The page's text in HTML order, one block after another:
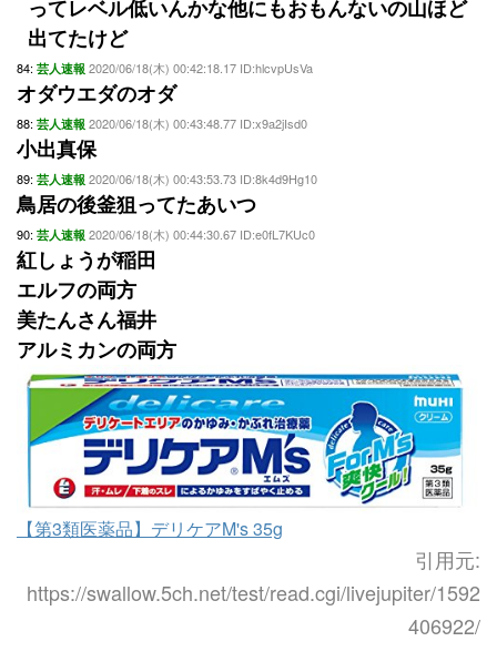
ってレベル低いんかな他にもおもんないの山ほど
出てたけど
84: 芸人速報 2020/06/18(木) 00:42:18.17 ID:hlcvpUsVa
オダウエダのオダ
88: 芸人速報 2020/06/18(木) 00:43:48.77 ID:x9a2jIsd0
小出真保
89: 芸人速報 2020/06/18(木) 00:43:53.73 ID:8k4d9Hg10
鳥居の後釜狙ってたあいつ
90: 芸人速報 2020/06/18(木) 00:44:30.67 ID:e0fL7KUc0
紅しょうが稲田
エルフの両方
美たんさん福井
アルミカンの両方
【第3類医薬品】デリケアM's 35g
引用元:
https://swallow.5ch.net/test/read.cgi/livejupiter/1592
406922/